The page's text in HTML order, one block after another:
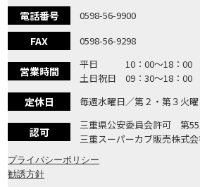
電話番号 0598-56-9900
FAX 0598-56-9298
営業時間
平日 10：00〜18：00
土日祝日 09：30〜18：00
定休日 毎週水曜日／第２・第３火
認可
三重県公安委員会許可 第
三重スーパーカブ販売株式
プライバシーポリシー
勧誘方針